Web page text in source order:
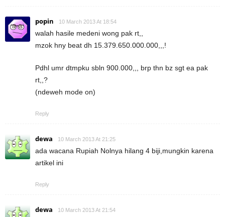
popin 10 March 2013 At 18:54
walah hasile medeni wong pak rt,,
mzok hny beat dh 15.379.650.000.000,,,!
Pdhl umr dtmpku sbln 900.000,,, brp thn bz sgt ea pak
rt,,?
(ndeweh mode on)
Reply
dewa 10 March 2013 At 21:25
ada wacana Rupiah Nolnya hilang 4 biji,mungkin karena
artikel ini
Reply
dewa 10 March 2013 At 21:54